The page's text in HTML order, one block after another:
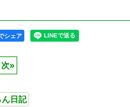
シェア
次»
日記